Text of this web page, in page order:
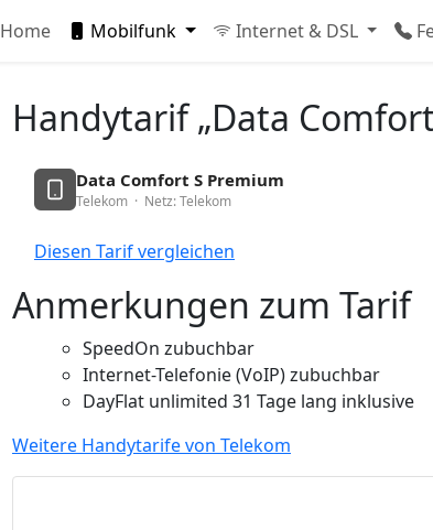
Home Mobilfunk Internet & DSL
Handytarif „Data
Data Comfort S Premium
Telekom · Netz: Telekom
Diesen Tarif vergleichen
Anmerkungen zum Tarif
SpeedOn zubuchbar
Internet-Telefonie (VoIP) zubuchbar
DayFlat unlimited 31 Tage lang inklusive
Weitere Handytarife von Telekom